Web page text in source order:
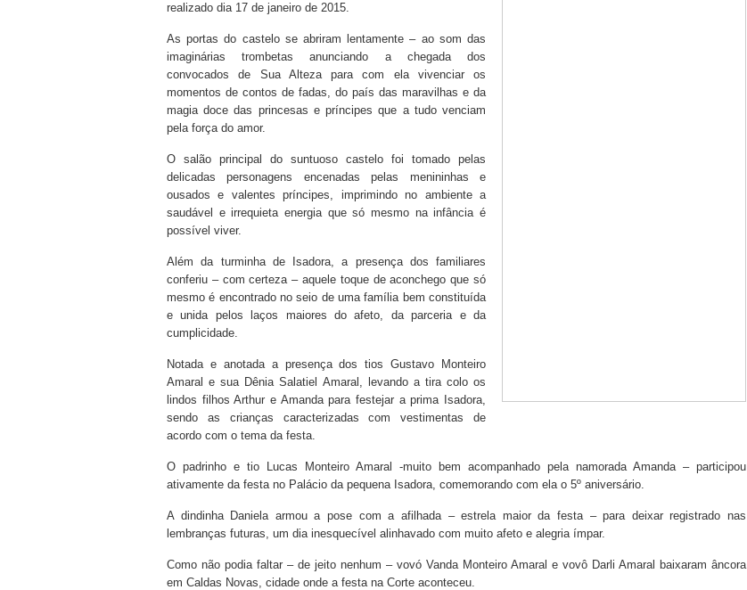
realizado dia 17 de janeiro de 2015.
As portas do castelo se abriram lentamente – ao som das
imaginárias trombetas anunciando a chegada dos
convocados de Sua Alteza para com ela vivenciar os
momentos de contos de fadas, do país das maravilhas e da
magia doce das princesas e príncipes que a tudo venciam
pela força do amor.
O salão principal do suntuoso castelo foi tomado pelas
delicadas personagens encenadas pelas menininhas e
ousados e valentes príncipes, imprimindo no ambiente a
saudável e irrequieta energia que só mesmo na infância é
possível viver.
Além da turminha de Isadora, a presença dos familiares
conferiu – com certeza – aquele toque de aconchego que só
mesmo é encontrado no seio de uma família bem constituída
e unida pelos laços maiores do afeto, da parceria e da
cumplicidade.
Notada e anotada a presença dos tios Gustavo Monteiro
Amaral e sua Dênia Salatiel Amaral, levando a tira colo os
lindos filhos Arthur e Amanda para festejar a prima Isadora,
sendo as crianças caracterizadas com vestimentas de
acordo com o tema da festa.
O padrinho e tio Lucas Monteiro Amaral -muito bem acompanhado pela namorada Amanda – participou
ativamente da festa no Palácio da pequena Isadora, comemorando com ela o 5º aniversário.
A dindinha Daniela armou a pose com a afilhada – estrela maior da festa – para deixar registrado nas
lembranças futuras, um dia inesquecível alinhavado com muito afeto e alegria ímpar.
Como não podia faltar – de jeito nenhum – vovó Vanda Monteiro Amaral e vovô Darli Amaral baixaram âncora
em Caldas Novas, cidade onde a festa na Corte aconteceu.